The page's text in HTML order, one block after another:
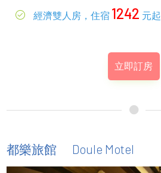
經濟雙人房，住宿 1242 元起
立即訂房
都樂旅館 Doule Motel